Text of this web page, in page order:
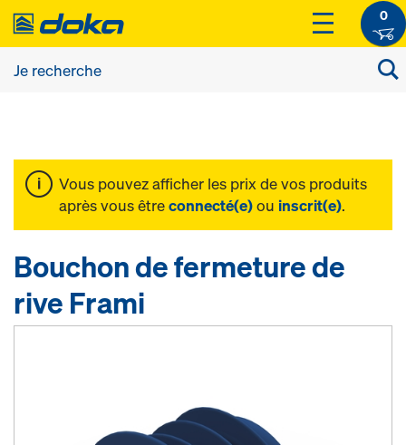
0
Vous pouvez afficher les prix de vos produits
après vous êtreconnecté(e)ou inscrit(e).
Bouchon de fermeture de
rive Frami